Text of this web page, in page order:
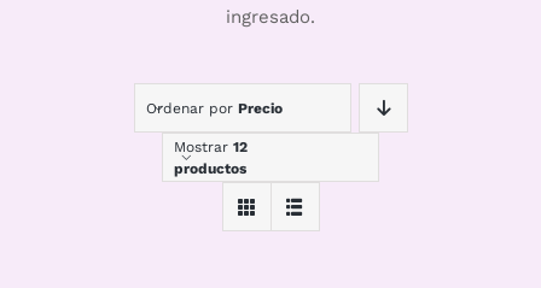
ingresado.
Ordenar por Precio
Mostrar 12
productos